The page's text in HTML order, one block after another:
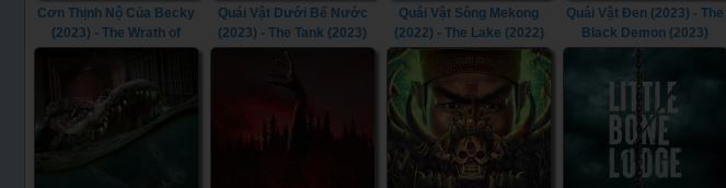
Cơn Thịnh Nộ Của Becky
(2023) - The Wrath of
Quái Vật Dưới Bể Nước
(2023) - The Tank (2023)
Quái Vật Sông Mekong
(2022) - The Lake (2022)
Quái Vật Đen (2023) - The
Black Demon (2023)